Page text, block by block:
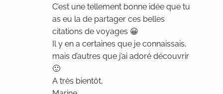
C’est une tellement bonne idée que tu
as eu la de partager ces belles
citations de voyages 😀
Il y en a certaines que je connaissais,
mais d’autres que j’ai adoré découvrir
🙂
A très bientôt,